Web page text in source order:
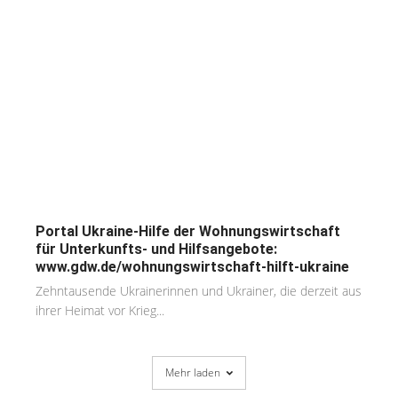
Portal Ukraine-Hilfe der Wohnungswirtschaft
für Unterkunfts- und Hilfsangebote:
www.gdw.de/wohnungswirtschaft-hilft-ukraine
Zehntausende Ukrainerinnen und Ukrainer, die derzeit aus
ihrer Heimat vor Krieg...
Mehr laden